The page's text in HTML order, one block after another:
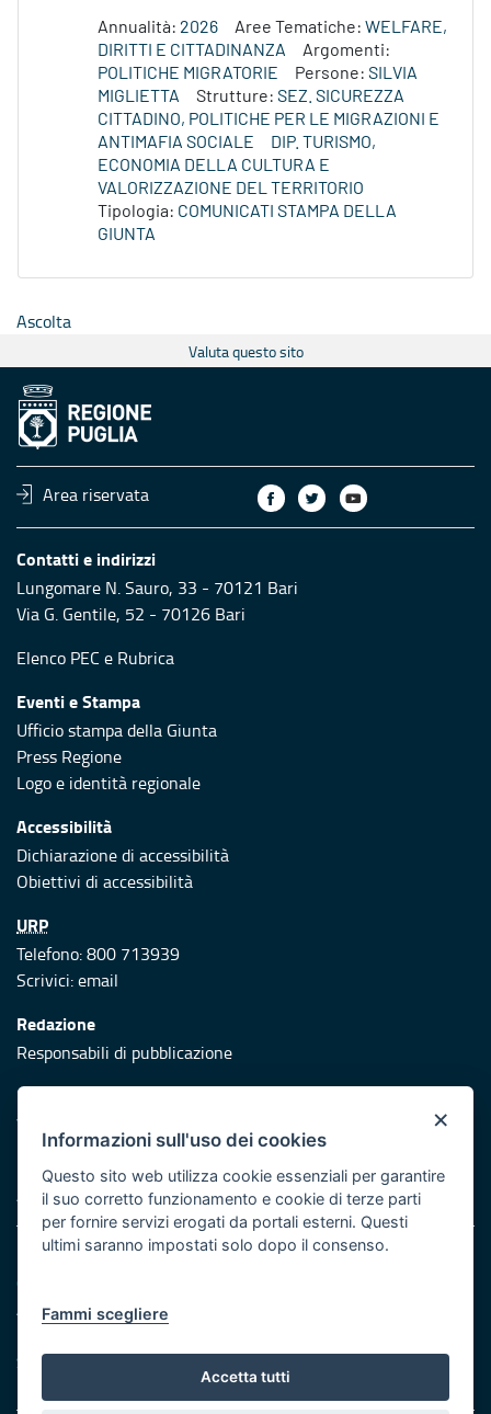
Annualità: 2026 Aree Tematiche: WELFARE,
DIRITTI E CITTADINANZA
Argomenti:
POLITICHE MIGRATORIE
Persone: SILVIA
MIGLIETTA
Strutture: SEZ. SICUREZZA
CITTADINO, POLITICHE PER LE MIGRAZIONI E
ANTIMAFIA SOCIALE
DIP. TURISMO,
ECONOMIA DELLA CULTURA E
VALORIZZAZIONE DEL TERRITORIO
Tipologia: COMUNICATI STAMPA DELLA
GIUNTA
Ascolta
Valuta questo sito
Area riservata
Contatti e indirizzi
Lungomare N. Sauro, 33 - 70121 Bari
Via G. Gentile, 52 - 70126 Bari
Elenco PEC e Rubrica
Eventi e Stampa
Ufficio stampa della Giunta
Press Regione
Logo e identità regionale
Accessibilità
Dichiarazione di accessibilità
Obiettivi di accessibilità
URP
Telefono: 800 713939
Scrivici:email
Redazione
Responsabili di pubblicazione
Protezione civile
Vai al sito di Protezione Civile Puglia
Iniziativa finanziata con risorse del POR Puglia 2014/2020 -
Asse XI
Note legali
Cookie e privacy
Atti di notifica
Servizi Intranet
×
Informazioni sull'uso dei cookies
Questo sito web utilizza cookie essenziali per garantire
il suo corretto funzionamento e cookie di terze parti
per fornire servizi erogati da portali esterni. Questi
ultimi saranno impostati solo dopo il consenso.
Fammi scegliere
Accetta tutti